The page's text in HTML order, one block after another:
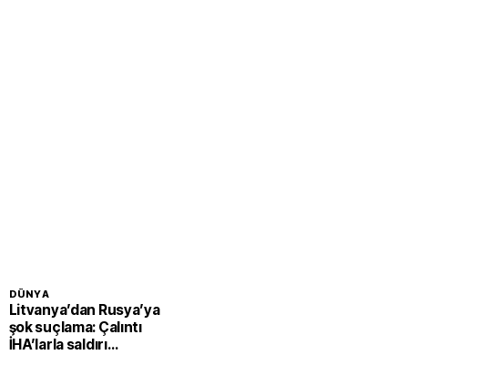
DÜNYA
Litvanya’dan Rusya’ya
şok suçlama: Çalıntı
İHA’larla saldırı